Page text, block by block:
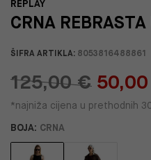
REPLAY
CRNA
ŠIFRA ARTIKLA: 8053816488861
125,00 €
*najniža cijena u prethodnih
BOJA: CRNA